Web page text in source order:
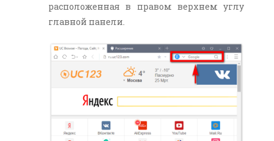
расположенная в правом верхнем углу
главной панели.